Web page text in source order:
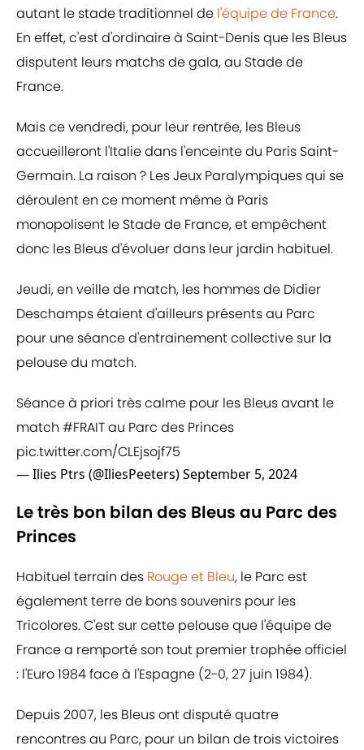
autant le stade traditionnel de l'équipe de France.
En effet, c'est d'ordinaire à Saint-Denis que les Bleus
disputent leurs matchs de gala, au Stade de
France.
Mais ce vendredi, pour leur rentrée, les Bleus
accueilleront l'Italie dans l'enceinte du Paris Saint-
Germain. La raison ? Les Jeux Paralympiques qui se
déroulent en ce moment même à Paris
monopolisent le Stade de France, et empêchent
donc les Bleus d'évoluer dans leur jardin habituel.
Jeudi, en veille de match, les hommes de Didier
Deschamps étaient d'ailleurs présents au Parc
pour une séance d'entrainement collective sur la
pelouse du match.
Séance à priori très calme pour les Bleus avant le
match #FRAITau Parc des Princes
pic.twitter.com/CLEjsojf75
— Ilies Ptrs (@IliesPeeters)September 5, 2024
Le très bon bilan des Bleus au Parc des
Princes
Habituel terrain des Rouge et Bleu, le Parc est
également terre de bons souvenirs pour les
Tricolores. C'est sur cette pelouse que l'équipe de
France a remporté son tout premier trophée officiel
: l'Euro 1984 face à l'Espagne (2-0, 27 juin 1984).
Depuis 2007, les Bleus ont disputé quatre
rencontres au Parc, pour un bilan de trois victoires